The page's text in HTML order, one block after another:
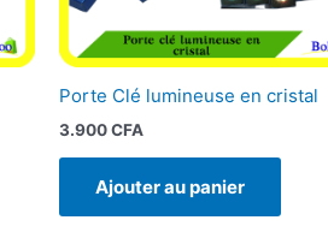
Porte Clé lumineuse en cristal
3.900CFA
Ajouter au panier